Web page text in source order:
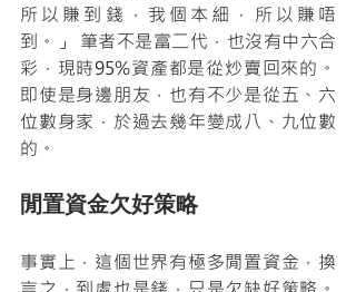
所以賺到錢，我個本細，所以賺唔
到。」 筆者不是富二代，也沒有中六合
彩，現時95%資產都是從炒賣回來的。
即使是身邊朋友，也有不少是從五、六
位數身家，於過去幾年變成八、九位數
的。
閒置資金欠好策略
事實上，這個世界有極多閒置資金，換